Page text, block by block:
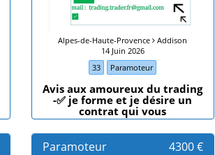
Alpes-de-Haute-Provence Addison
14 Juin 2026
33
Paramoteur
Avis aux amoureux du trading
-✅ je forme et je désire un
contrat qui vous
Paramoteur 4300 €